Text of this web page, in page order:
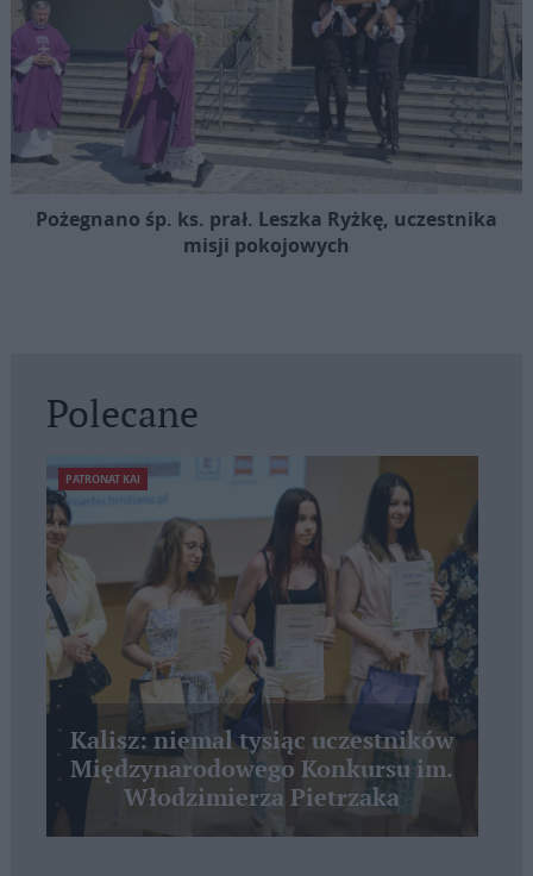
Pożegnano śp. ks. prał. Leszka Ryżkę, uczestnika
misji pokojowych
Polecane
PATRONAT KAI
Kalisz: niemal tysiąc uczestników
Międzynarodowego Konkursu im.
Włodzimierza Pietrzaka